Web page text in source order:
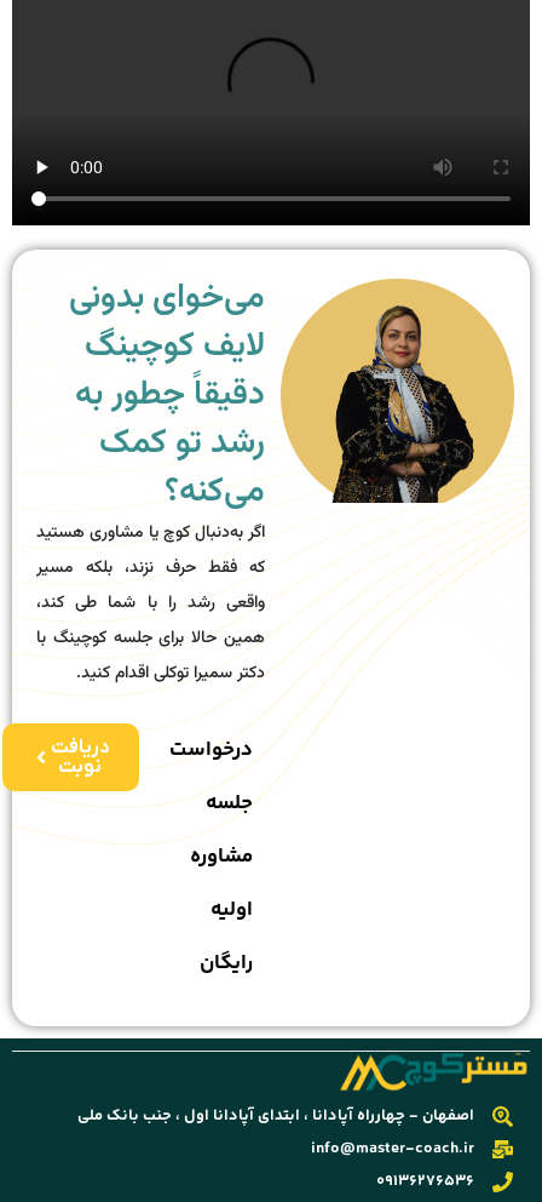
می‌خوای بدونی
لایف کوچینگ
دقیقاً چطور به
رشد تو کمک
می‌کنه؟
اگر به‌دنبال کوچ یا مشاوری هستید
که فقط حرف نزند، بلکه مسیر
واقعی رشد را با شما طی کند،
همین حالا برای جلسه کوچینگ با
دکتر سمیرا توکلی اقدام کنید.
درخواست
جلسه
مشاوره
اولیه
رایگان
دریافت
نوبت
اصفهان - چهارراه آپادانا ، ابتدای آپادانا اول ، جنب بانک ملی
info@master-coach.ir
09136276536